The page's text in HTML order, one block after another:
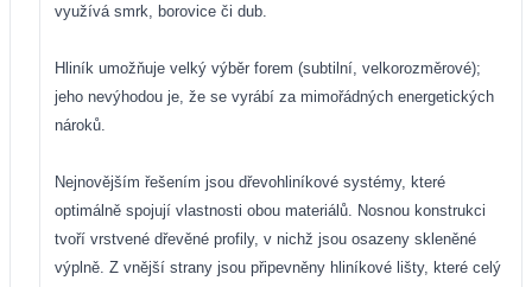
využívá smrk, borovice či dub.
Hliník umožňuje velký výběr forem (subtilní, velkorozměrové);
jeho nevýhodou je, že se vyrábí za mimořádných energetických
nároků.
Nejnovějším řešením jsou dřevohliníkové systémy, které
optimálně spojují vlastnosti obou materiálů. Nosnou konstrukci
tvoří vrstvené dřevěné profily, v nichž jsou osazeny skleněné
výplně. Z vnější strany jsou připevněny hliníkové lišty, které celý